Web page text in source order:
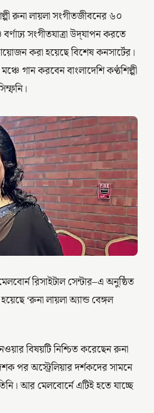
রুনা লায়লা সংগীতজীবনের ৬০
সংগীতযাত্রা উদ্‌যাপন করতে
করা হয়েছে বিশেষ কনসার্টের।
গান করবেন বাংলাদেশি কণ্ঠশিল্পী
রিসাইটাল সেন্টার–এ অনুষ্ঠিত
‘রুনা লায়লা অ্যান্ড বেঙ্গল
বিষয়টি নিশ্চিত করেছেন রুনা
পর অস্ট্রেলিয়ার দর্শকদের সামনে
আর মেলবোর্নে এটিই হতে যাচ্ছে